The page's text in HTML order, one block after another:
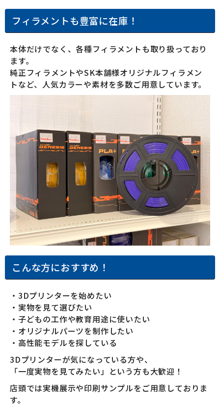
フィラメントも豊富に在庫！
本体だけでなく、各種フィラメントも取り扱っており
ます。
純正フィラメントやSK本舗様オリジナルフィラメン
トなど、人気カラーや素材を多数ご用意しています。
こんな方におすすめ！
・3Dプリンターを始めたい
・実物を見て選びたい
・子どもの工作や教育用途に使いたい
・オリジナルパーツを制作したい
・高性能モデルを探している
3Dプリンターが気になっている方や、
「一度実物を見てみたい」という方も大歓迎！
店頭では実機展示や印刷サンプルをご用意しておりま
す。